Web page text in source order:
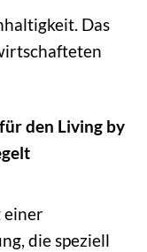
Das
den Living by
einer
die speziell